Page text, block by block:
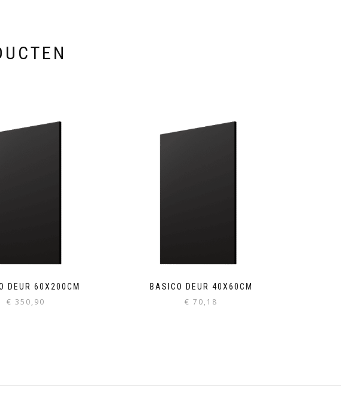
DEUR 60X200CM
€ 350,90
BASICO DEUR 40X60CM
€ 70,18